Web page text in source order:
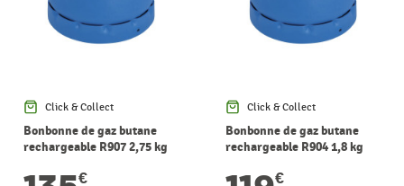
Click & Collect
Bonbonne de gaz butane
rechargeable R907 2,75 kg
€
Click & Collect
Bonbonne de gaz butane
rechargeable R904 1,8 kg
€